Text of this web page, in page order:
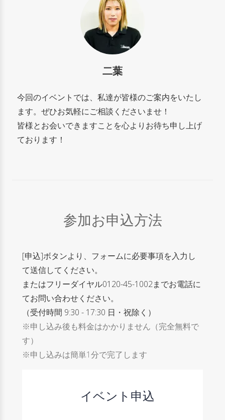
二葉
今回のイベントでは、私達が皆様のご案内をいたし
ます。ぜひお気軽にご相談くださいませ！
皆様とお会いできますことを心よりお待ち申し上げ
ております！
参加お申込方法
[申込]ボタンより、フォームに必要事項を入力し
て送信してください。
またはフリーダイヤル0120-45-1002までお電話に
てお問い合わせください。
（受付時間 9:30 - 17:30 日・祝除く）
※申し込み後も料金はかかりません（完全無料で
す）
※申し込みは簡単1分で完了します
イベント申込